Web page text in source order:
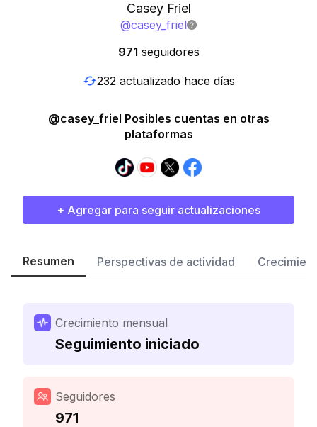
Casey Friel
@casey_friel
971 seguidores
232 actualizado hace días
@casey_friel Posibles cuentas en otras
plataformas
+ Agregar para seguir actualizaciones
Resumen Perspectivas de actividad
Crecimiento mensual
Seguimiento iniciado
Seguidores
971